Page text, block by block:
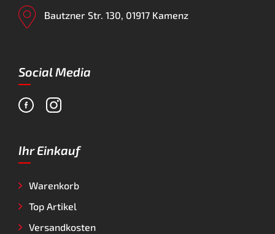
Bautzner Str. 130, 01917 Kamenz
Social Media
Ihr Einkauf
Warenkorb
Top Artikel
Versandkosten